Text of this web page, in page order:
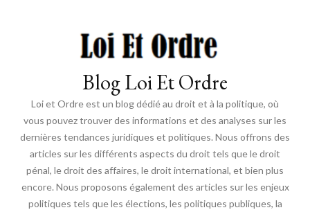
Blog Loi Et Ordre
Loi et Ordre est un blog dédié au droit et à la politique, où
vous pouvez trouver des informations et des analyses sur les
dernières tendances juridiques et politiques. Nous offrons des
articles sur les différents aspects du droit tels que le droit
pénal, le droit des affaires, le droit international, et bien plus
encore. Nous proposons également des articles sur les enjeux
politiques tels que les élections, les politiques publiques, la